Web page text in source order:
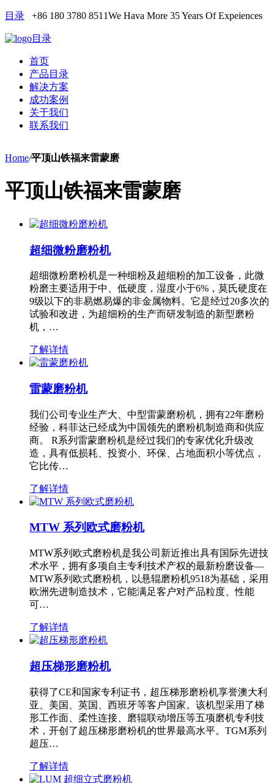
目录 +86 180 3780 8511We Hava More 35 Years Of Expeiences
目录
首页
产品目录
解决方案
成功案例
关于我们
联系我们
Home/平顶山铁福来雷蒙磨
平顶山铁福来雷蒙磨
超细微粉磨粉机
超细微粉磨粉机是一种细粉及超细粉的加工设备，此微
粉磨主要适用于中、低硬度，湿度小于6%，莫氏硬度在
9级以下的非易燃易爆的非金属物料。它是经过20多次的
试验和改进，为超细粉的生产而研发制造的新型磨粉
机，…
了解详情
雷蒙磨粉机
我们公司专业生产大、中型雷蒙磨粉机，拥有22年磨粉
经验，科菲达已经成为中国领先的磨粉机制造商和供应
商。 R系列雷蒙磨粉机是经过我们的专家优化升级改
造，具有低损耗、投资小、环保、占地面积小等优点，
它比传…
了解详情
MTW 系列欧式磨粉机
MTW系列欧式磨粉机是我公司新近推出具有国际先进技
术水平，拥有多项自主专利技术产权的最新粉磨设备—
MTW系列欧式磨粉机，以悬辊磨粉机9518为基础，采用
欧洲先进制造技术，它能满足客户对产品粒度、性能
可…
了解详情
超压梯形磨粉机
获得了CE和国家专利证书，超压梯形磨粉机享誉澳大利
亚、美国、英国、西班牙等客户国家。该机型采用了梯
形工作面、柔性连接、磨辊联动增压等五项磨机专利技
术，开创了超压梯形磨粉机的世界最高水平。TGM系列
超压…
了解详情